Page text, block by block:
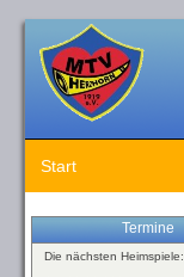
Start
Termine
Die nächsten Heimspiele: